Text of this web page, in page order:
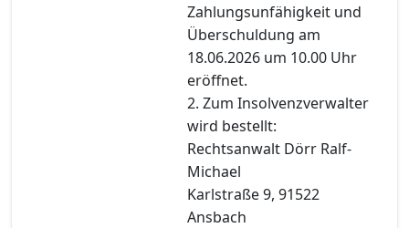
Zahlungsunfähigkeit und
Überschuldung am
18.06.2026 um 10.00 Uhr
eröffnet.
2. Zum Insolvenzverwalter
wird bestellt:
Rechtsanwalt Dörr Ralf-
Michael
Karlstraße 9, 91522
Ansbach